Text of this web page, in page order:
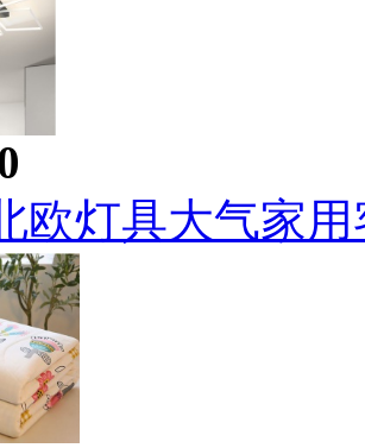
欧灯具大气家用